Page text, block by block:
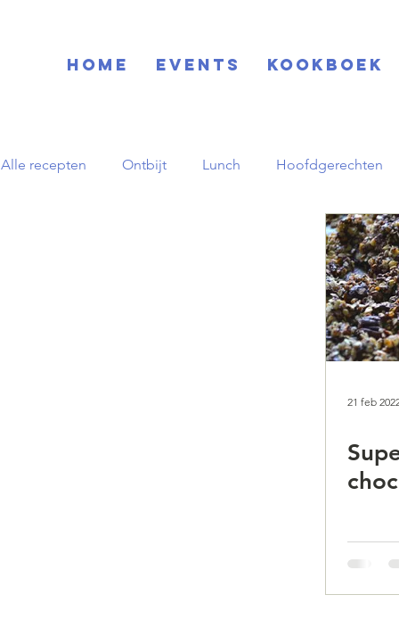
Home EVENTS KOOKBOEK
Alle recepten Ontbijt Lunch Hoofdgerechten
Feestdagen
pornstar martini
21 feb